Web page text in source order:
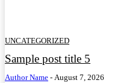
UNCATEGORIZED
Sample post title 5
Author Name - August 7, 2026